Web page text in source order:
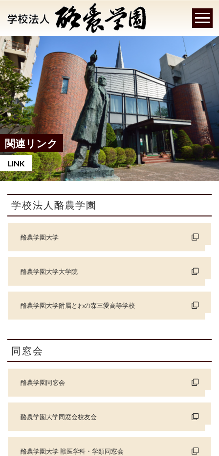
関連リンク
LINK
学校法人酪農学園
酪農学園大学
酪農学園大学大学院
酪農学園大学附属とわの森三愛高等学校
同窓会
酪農学園同窓会
酪農学園大学同窓会校友会
酪農学園大学 獣医学科・学類同窓会